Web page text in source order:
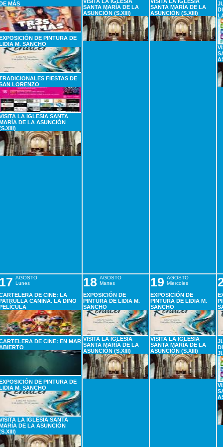
MÁS
DE PINTURA DE
M. SANCHO
FIESTAS DE
LORENZO
LA IGLESIA SANTA
DE LA ASUNCIÓN
VISITA LA IGLESIA
SANTA MARÍA DE LA
ASUNCIÓN (S.XIII)
VISITA LA IGLESIA
SANTA MARÍA DE LA
ASUNCIÓN (S.XIII)
AGOSTO
Lunes
DE CINE: LA
CANINA. LA DINO
DE CINE: EN MAR
DE PINTURA DE
M. SANCHO
LA IGLESIA SANTA
DE LA ASUNCIÓN
18 AGOSTO
Martes
EXPOSICIÓN DE
PINTURA DE LIDIA M.
SANCHO
VISITA LA IGLESIA
SANTA MARÍA DE LA
ASUNCIÓN (S.XIII)
19 AGOSTO
Miercoles
EXPOSICIÓN DE
PINTURA DE LIDIA M.
SANCHO
VISITA LA IGLESIA
SANTA MARÍA DE LA
ASUNCIÓN (S.XIII)